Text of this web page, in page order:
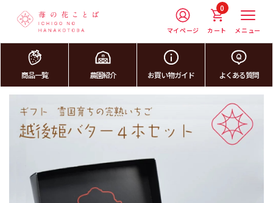
マイページ カート
0
メニュー
商品一覧 農園紹介 お買い物ガイド よくある質問